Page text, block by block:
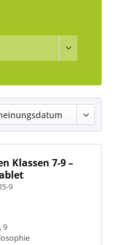
Klassen 7-9 –
9
9